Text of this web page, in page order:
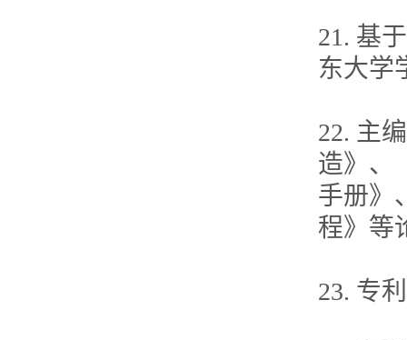
21. 基
东大学
22. 主
造》、
手册》
程》等
23. 专